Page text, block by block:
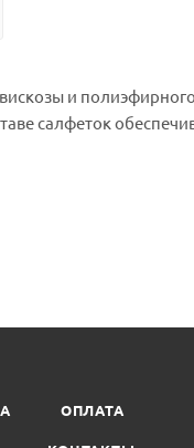
и
салфеток
оптимальному
ОПЛАТА